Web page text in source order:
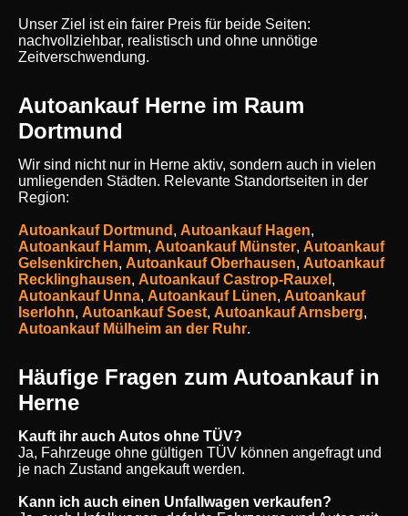
Unser Ziel ist ein fairer Preis für beide Seiten:
nachvollziehbar, realistisch und ohne unnötige
Zeitverschwendung.
Autoankauf Herne im Raum
Dortmund
Wir sind nicht nur in Herne aktiv, sondern auch in vielen
umliegenden Städten. Relevante Standortseiten in der
Region:
Autoankauf Dortmund , Autoankauf Hagen,
Autoankauf Hamm, Autoankauf Münster, Autoankauf
Gelsenkirchen, Autoankauf Oberhausen, Autoankauf
Recklinghausen, Autoankauf Castrop-Rauxel ,
Autoankauf Unna, Autoankauf Lünen, Autoankauf
Iserlohn, Autoankauf Soest, Autoankauf Arnsberg,
Autoankauf Mülheim an der Ruhr.
Häufige Fragen zum Autoankauf in
Herne
Kauft ihr auch Autos ohne TÜV?
Ja, Fahrzeuge ohne gültigen TÜV können angefragt und
je nach Zustand angekauft werden.
Kann ich auch einen Unfallwagen verkaufen?